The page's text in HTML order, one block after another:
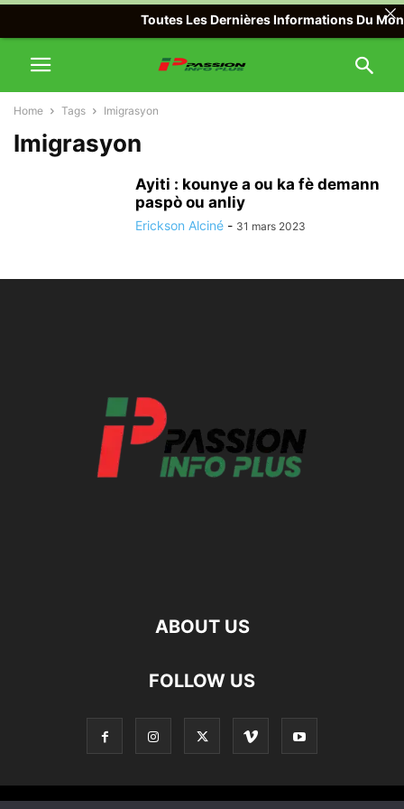
Home Tags Imigrasyon
Imigrasyon
Ayiti : kounye a ou ka fè demann
paspò ou anliy
Erickson Alciné - 31 mars 2023
ABOUT US
FOLLOW US
Toutes Les Dernières Informations Du